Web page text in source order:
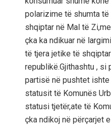
polarizime të shumta
shqiptar në Mal të
çka ka ndikuar në
të tjera jetike të
republikë.Gjithashtu ,
partisë në pushtet
statusit të Komunës
statusi tjetër,ate të
çka ndikoj në përçarjet